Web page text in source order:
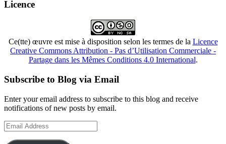
Licence
Ce(tte) œuvre est mise à disposition selon les termes de la Licence
Creative Commons Attribution - Pas d’Utilisation Commerciale -
Partage dans les Mêmes Conditions 4.0 International.
Subscribe to Blog via Email
Enter your email address to subscribe to this blog and receive
notifications of new posts by email.
Email
Address